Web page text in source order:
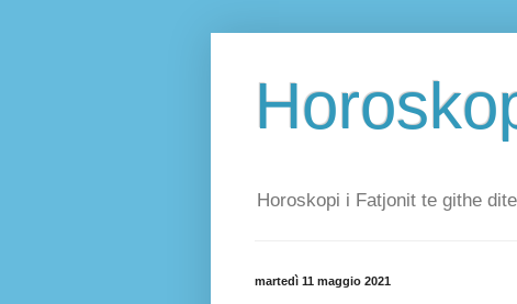
Horoskopi i Fatjonit te githe
martedì 11 maggio 2021